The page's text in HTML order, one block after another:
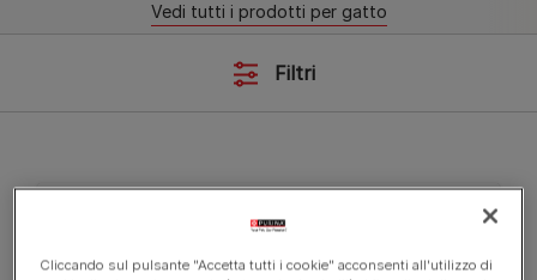
Vedi tutti i prodotti per gatto
Filtri
Cliccando sul pulsante "Accetta tutti i cookie" acconsenti all'utilizzo di